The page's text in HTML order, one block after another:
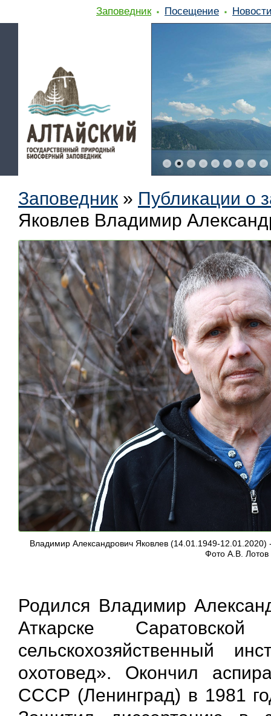
Заповедник Посещение
Заповедник » Публикации о
Яковлев Владимир
Владимир Александрович Яковлев (14.01.1949-12.01.2020)
Фото А.В. Лотов
Родился Владимир
Аткарске
сельскохозяйственный
охотовед». Окончил
СССР (Ленинград) в 1981